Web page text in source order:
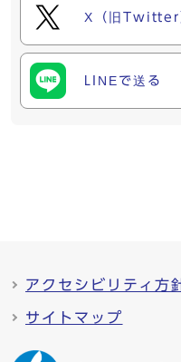
X（旧Twitter
LINEで送る
アクセシビリティ方
サイトマップ